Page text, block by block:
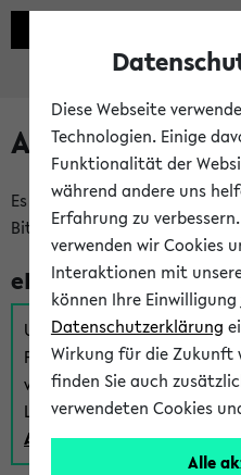
Anmeldung am
Es gibt mehrere
Bitte wählen Sie die für Sie
eKVV für
Um sich einen Stundenplan
Funktionen des eKVVs für
verwenden Sie diesen Link
Login:
Anmeldung zum eKVV der
Diese Webseite
Technologien. Einige
Funktionalität der
während andere uns
Erfahrung zu
verwenden wir Cookies
Interaktionen mit
können Ihre
Datenschutzerklärung
Wirkung für die Zukunft
finden Sie auch
verwendeten Cookies
Alle